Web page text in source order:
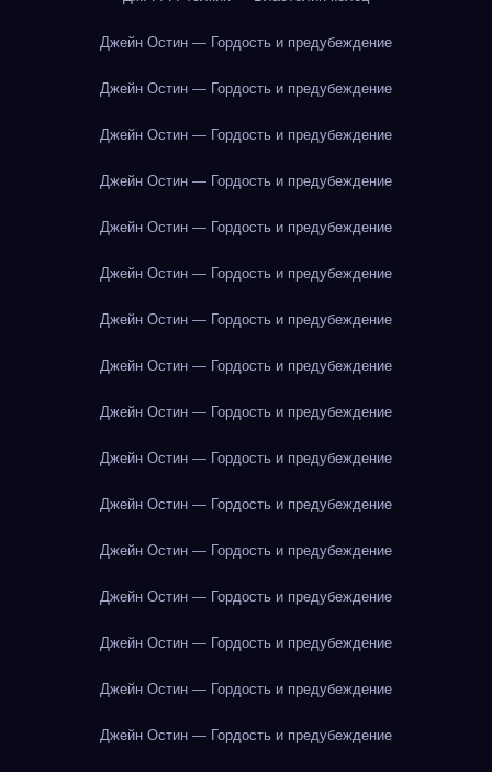
Джейн Остин — Гордость и предубеждение
Джейн Остин — Гордость и предубеждение
Джейн Остин — Гордость и предубеждение
Джейн Остин — Гордость и предубеждение
Джейн Остин — Гордость и предубеждение
Джейн Остин — Гордость и предубеждение
Джейн Остин — Гордость и предубеждение
Джейн Остин — Гордость и предубеждение
Джейн Остин — Гордость и предубеждение
Джейн Остин — Гордость и предубеждение
Джейн Остин — Гордость и предубеждение
Джейн Остин — Гордость и предубеждение
Джейн Остин — Гордость и предубеждение
Джейн Остин — Гордость и предубеждение
Джейн Остин — Гордость и предубеждение
Джейн Остин — Гордость и предубеждение